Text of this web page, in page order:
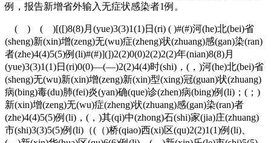
例，报告新增省外输入无症状感染者1例。
( ) ( )[([)8(8)月(yue)3(3)1(1)日(ri) ( )#(#)河(he)北(bei)省
(sheng)新(xin)增(zeng)无(wu)症(zheng)状(zhuang)感(gan)染(ran)
者(zhe)4(4)5(5)例(li)#(#)](])2(2)0(0)2(2)2(2)年(nian)8(8)月
(yue)3(3)1(1)日(ri)0(0)—(—)2(2)4(4)时(shi)，(，)河(he)北(bei)省
(sheng)无(wu)新(xin)增(zeng)新(xin)型(xing)冠(guan)状(zhuang)
病(bing)毒(du)肺(fei)炎(yan)确(que)诊(zhen)病(bing)例(li)；(；)
新(xin)增(zeng)无(wu)症(zheng)状(zhuang)感(gan)染(ran)者
(zhe)4(4)5(5)例(li)，(，)其(qi)中(zhong)石(shi)家(jia)庄(zhuang)
市(shi)3(3)5(5)例(li)（(（)桥(qiao)西(xi)区(qu)2(2)1(1)例(li)、